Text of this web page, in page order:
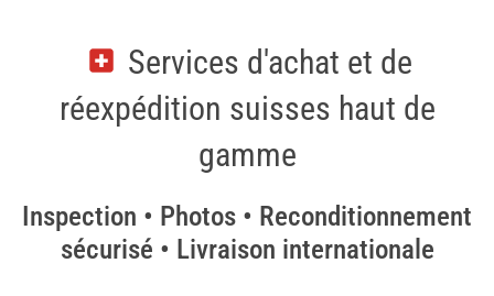
Services d'achat et de
réexpédition suisses haut de
gamme
Inspection • Photos • Reconditionnement
sécurisé • Livraison internationale